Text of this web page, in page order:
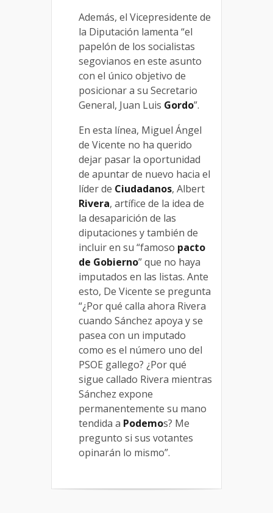
Además, el Vicepresidente de
la Diputación lamenta “el
papelón de los socialistas
segovianos en este asunto
con el único objetivo de
posicionar a su Secretario
General, Juan Luis Gordo”.
En esta línea, Miguel Ángel
de Vicente no ha querido
dejar pasar la oportunidad
de apuntar de nuevo hacia el
líder de Ciudadanos, Albert
Rivera, artífice de la idea de
la desaparición de las
diputaciones y también de
incluir en su “famoso pacto
de Gobierno” que no haya
imputados en las listas. Ante
esto, De Vicente se pregunta
“¿Por qué calla ahora Rivera
cuando Sánchez apoya y se
pasea con un imputado
como es el número uno del
PSOE gallego? ¿Por qué
sigue callado Rivera mientras
Sánchez expone
permanentemente su mano
tendida a Podemos? Me
pregunto si sus votantes
opinarán lo mismo”.